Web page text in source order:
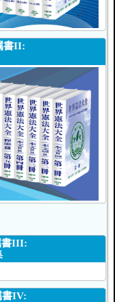
書II:
書III:
書IV: